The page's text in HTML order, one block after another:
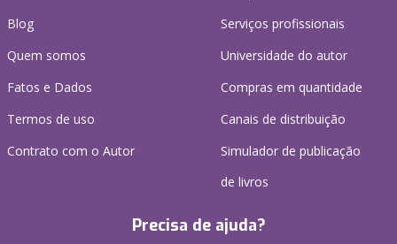
Blog
Quem somos
Fatos e Dados
Termos de uso
Contrato com o Autor
Serviços profissionais
Universidade do autor
Compras em quantidade
Canais de distribuição
Simulador de publicação
de livros
Precisa de ajuda?